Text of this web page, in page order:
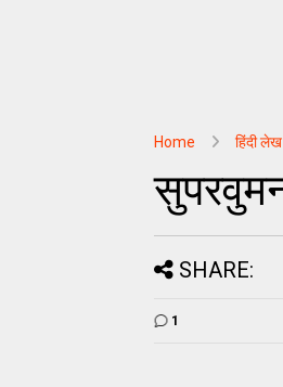
Home हिंदी लेख
SHARE:
1